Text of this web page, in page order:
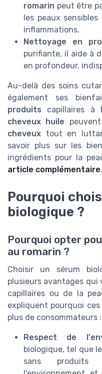
romarin peut être
les peaux
inflammations.
Nettoyage en
purifiante, il aide à
en profondeur,
Au-delà des soins
également ses
produits capillaires à
cheveux huile
cheveux tout en
savoir plus sur les
ingrédients pour la
article complémentaire.
Pourquoi
biologique ?
Pourquoi opter
au romarin ?
Choisir un sérum
plusieurs avantages qui
capillaires ou de la
expliquent pourquoi
plus de consommateurs :
Respect de
biologique, tel que
sans produits